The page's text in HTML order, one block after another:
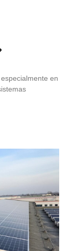
en